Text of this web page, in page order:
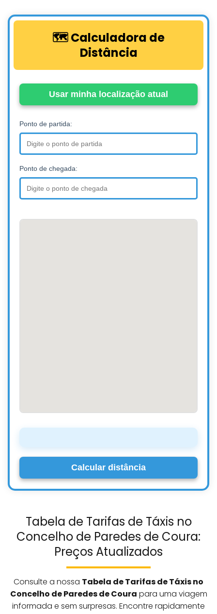
🗺️ Calculadora de
Distância
Usar minha localização atual
Ponto de partida:
Ponto de chegada:
Calcular distância
Tabela de Tarifas de Táxis no
Concelho de Paredes de Coura:
Preços Atualizados
Consulte a nossa Tabela de Tarifas de Táxis no
Concelho de Paredes de Coura para uma viagem
informada e sem surpresas. Encontre rapidamente